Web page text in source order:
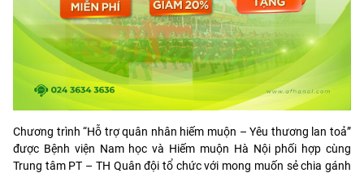
Chương trình “Hỗ trợ quân nhân hiếm muộn – Yêu thương lan toả”
được Bệnh viện Nam học và Hiếm muộn Hà Nội phối hợp cùng
Trung tâm PT – TH Quân đội tổ chức với mong muốn sẻ chia gánh